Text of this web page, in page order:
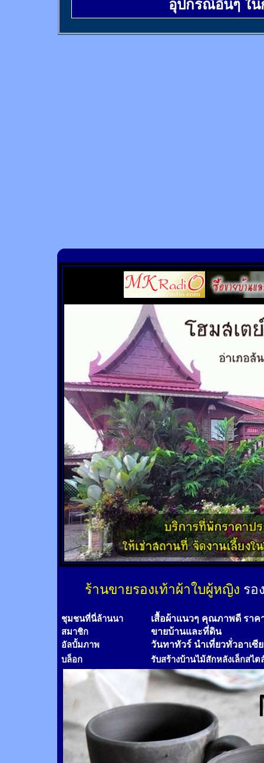
อุปกรณ์อื่นๆ ใ
ร้านขายรองเท้าผ้าใบผู้หญิง รอ
ชุมชนที่นี่ล้านนา เสื้อผ้าแนวๆ คุณภาพดี ราค
สมาชิก ขายบ้านและที่ดิน
อัลบั้มภาพ วันทาทัวร์ นำเที่ยวทั่วอาเซี
บล็อก รับสร้างบ้านไม้สักหลังเล็กสไต